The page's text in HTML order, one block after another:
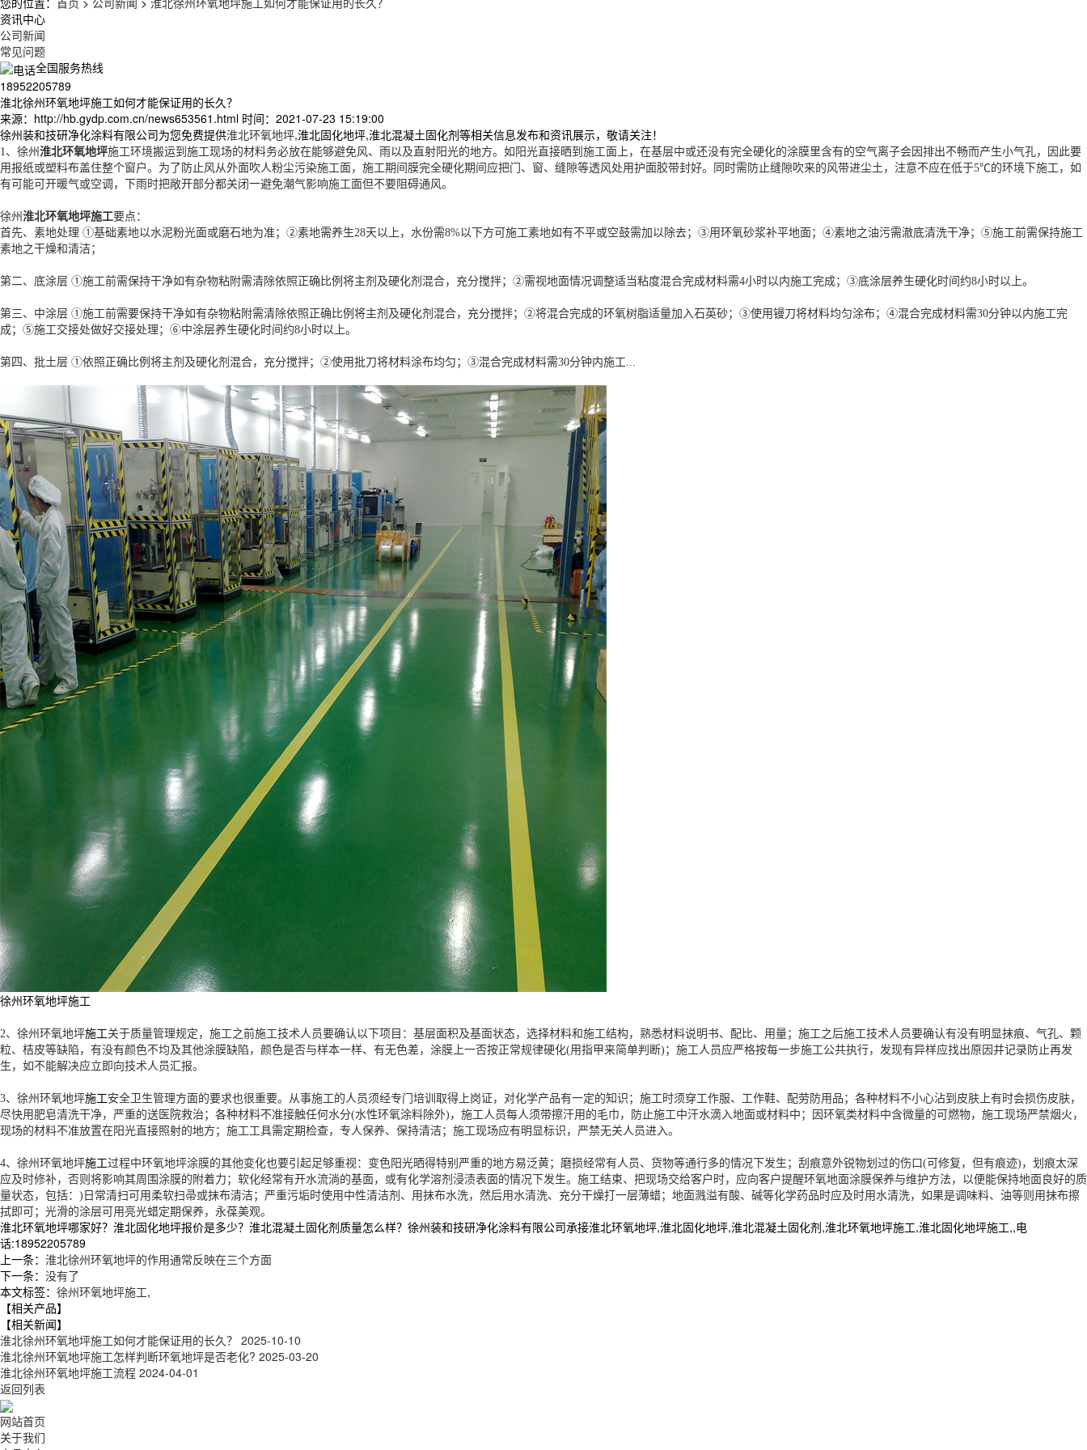
资讯中心
公司新闻
常见问题
全国服务热线
18952205789
淮北徐州环氧地坪施工如何才能保证用的长久？
来源：http://hb.gydp.com.cn/news653561.html 时间：2021-07-23 15:19:00
徐州装和技研净化涂料有限公司为您免费提供淮北环氧地坪,淮北固化地坪,淮北混凝土固化剂等相关信息发布和资讯展示，敬请关注！
1、 徐州 淮北环氧地坪施工环境搬运到施工现场的材料务必放在能够避免风、雨以及直射阳光的地方。如阳光直接晒到施工面上，在基层中或还没有完全硬化的涂膜里含有的空气离子会因排出不畅而产生小气孔，因此要
用报纸或塑料布盖住整个窗户。为了防止风从外面吹人粉尘污染施工面，施工期间膜完全硬化期间应把门、窗、缝隙等透风处用护面胶带封好。同时需防止缝隙吹来的风带进尘土，注意不应在低于5℃的环境下施工，如
有可能可开暖气或空调，下雨时把敞开部分都关闭一避免潮气影响施工面但不要阻碍通风。
徐州 淮北环氧地坪施工要点：
首先、素地处理 ①基础素地以水泥粉光面或磨石地为准；②素地需养生28天以上，水份需8%以下方可施工素地如有不平或空鼓需加以除去；③用环氧砂浆补平地面；④素地之油污需澈底清洗干净；⑤施工前需保持施工
素地之干燥和清洁；
第二、底涂层 ①施工前需保持干净如有杂物粘附需清除依照正确比例将主剂及硬化剂混合，充分搅拌；②需视地面情况调整适当粘度混合完成材料需4小时以内施工完成；③底涂层养生硬化时间约8小时以上。
第三、中涂层 ①施工前需要保持干净如有杂物粘附需清除依照正确比例将主剂及硬化剂混合，充分搅拌；②将混合完成的环氧树脂适量加入石英砂；③使用镘刀将材料均匀涂布；④混合完成材料需30分钟以内施工完
成；⑤施工交接处做好交接处理；⑥中涂层养生硬化时间约8小时以上。
第四、批土层 ①依照正确比例将主剂及硬化剂混合，充分搅拌；②使用批刀将材料涂布均匀；③混合完成材料需30分钟内施工...
徐州环氧地坪施工
2、 徐州环氧地坪施工关于质量管理规定，施工之前施工技术人员要确认以下项目：基层面积及基面状态，选择材料和施工结构，熟悉材料说明书、配比、用量；施工之后施工技术人员要确认有没有明显抹痕、气孔、颗
粒、桔皮等缺陷，有没有颜色不均及其他涂膜缺陷，颜色是否与样本一样、有无色差，涂膜上一否按正常规律硬化(用指甲来简单判断)；施工人员应严格按每一步施工公共执行，发现有异样应找出原因并记录防止再发
生，如不能解决应立即向技术人员汇报。
3、 徐州环氧地坪施工安全卫生管理方面的要求也很重要。从事施工的人员须经专门培训取得上岗证，对化学产品有一定的知识；施工时须穿工作服、工作鞋、配劳防用品；各种材料不小心沾到皮肤上有时会损伤皮肤，
尽快用肥皂清洗干净，严重的送医院救治；各种材料不准接触任何水分(水性环氧涂料除外)，施工人员每人须带擦汗用的毛巾，防止施工中汗水滴入地面或材料中；因环氧类材料中含微量的可燃物，施工现场严禁烟火，
现场的材料不准放置在阳光直接照射的地方；施工工具需定期检查，专人保养、保持清洁；施工现场应有明显标识，严禁无关人员进入。
4、 徐州环氧地坪施工过程中环氧地坪涂膜的其他变化也要引起足够重视：变色阳光晒得特别严重的地方易泛黄；磨损经常有人员、货物等通行多的情况下发生；刮痕意外锐物划过的伤口(可修复，但有痕迹)，划痕太深
应及时修补，否则将影响其周围涂膜的附着力；软化经常有开水流淌的基面，或有化学溶剂浸渍表面的情况下发生。施工结束、把现场交给客户时，应向客户提醒环氧地面涂膜保养与维护方法，以便能保持地面良好的质
量状态，包括：)日常清扫可用柔软扫帚或抹布清洁；严重污垢时使用中性清洁剂、用抹布水洗，然后用水清洗、充分干燥打一层薄蜡；地面溅溢有酸、碱等化学药品时应及时用水清洗，如果是调味料、油等则用抹布擦
拭即可；光滑的涂层可用亮光蜡定期保养，永葆美观。
淮北环氧地坪哪家好？淮北固化地坪报价是多少？淮北混凝土固化剂质量怎么样？徐州装和技研净化涂料有限公司承接淮北环氧地坪,淮北固化地坪,淮北混凝土固化剂,淮北环氧地坪施工,淮北固化地坪施工,,电
话:18952205789
上一条： 淮北徐州环氧地坪的作用通常反映在三个方面
下一条： 没有了
本文标签： 徐州环氧地坪施工,
【相关产品】
【相关新闻】
淮北徐州环氧地坪施工如何才能保证用的长久？ 2025-10-10
淮北 徐州环氧地坪施工怎样判断环氧地坪是否老化? 2025-03-20
淮北徐州环氧地坪施工流程 2024-04-01
返回列表
网站首页
关于我们